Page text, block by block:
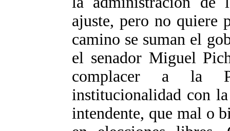
ajuste, pero no quiere
camino se suman el
el senador Miguel
complacer a la
institucionalidad con
intendente, que mal o